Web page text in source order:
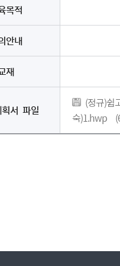
목적
안내
재
서 파일
(정규)쉽
숙)1.hwp